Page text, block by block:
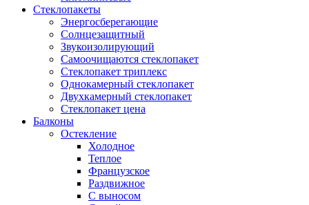
Стеклопакеты
Энергосберегающие
Солнцезащитный
Звукоизолирующий
Самоочищаются стеклопакет
Стеклопакет триплекс
Однокамерный стеклопакет
Двухкамерный стеклопакет
Стеклопакет цена
Балконы
Остекление
Холодное
Теплое
Французское
Раздвижное
С выносом